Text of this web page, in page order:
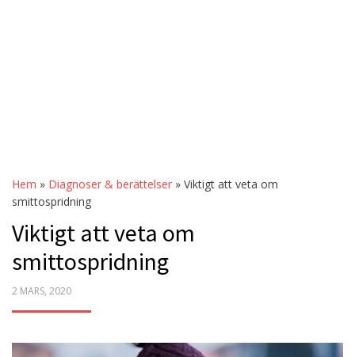
Hem » Diagnoser & berättelser » Viktigt att veta om
smittospridning
Viktigt att veta om
smittospridning
POSTED
2 MARS, 2020